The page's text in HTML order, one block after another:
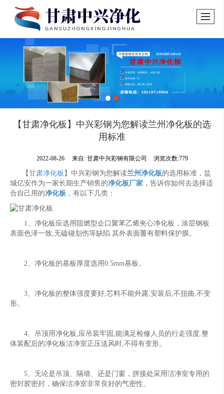
【甘肃净化板】中兴彩钢为您解读兰州净化板的选
用标准
2022-08-26 来自: 甘肃中兴彩钢有限公司 浏览次数:779
【甘肃净化板 】中兴彩钢为您解读兰州净化板的选用标准，盐
城亿安作为一家长期生产销售的净化板厂家，告诉你如何去选择适
合自己用的净化板 ，有以下几类：
1、净化板应选用阻燃型企口聚苯乙烯夹心净化板，涂层钢板
表面色泽一致,无磕碰划伤等缺陷.其外表面覆有塑料保护膜。
2、净化板的基板厚度选用0.5mm基板。
3、净化板的整体强度要好,芯料不能外露,安装后,不扭曲,不变
形。
4、吊顶用净化板,应吊装牢固,能满足检修人员的行走强度.整
体装配后的净化板洁净室正压送风时,不得有变形。
5、无论是吊顶、隔墙、还是门窗，拼接处采用洁净室专用的
密封胶密封，确保洁净室非常良好的气密性。